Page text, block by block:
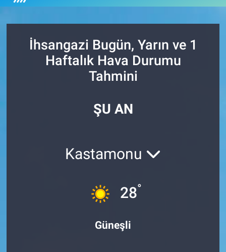
İhsangazi Bugün, Yarın ve 1
Haftalık Hava Durumu
Tahmini
ŞU AN
Kastamonu
28°
Güneşli
İlanlar
Köşe Yazarları
Haber Arşivi